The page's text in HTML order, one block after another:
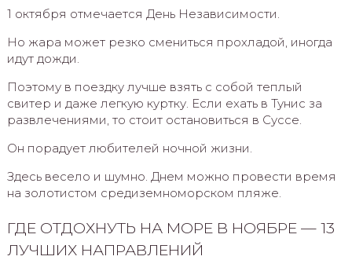
1 октября отмечается День Независимости.
Но жара может резко смениться прохладой, иногда
идут дожди.
Поэтому в поездку лучше взять с собой теплый
свитер и даже легкую куртку. Если ехать в Тунис за
развлечениями, то стоит остановиться в Суссе.
Он порадует любителей ночной жизни.
Здесь весело и шумно. Днем можно провести время
на золотистом средиземноморском пляже.
ГДЕ ОТДОХНУТЬ НА МОРЕ В НОЯБРЕ — 13
ЛУЧШИХ НАПРАВЛЕНИЙ